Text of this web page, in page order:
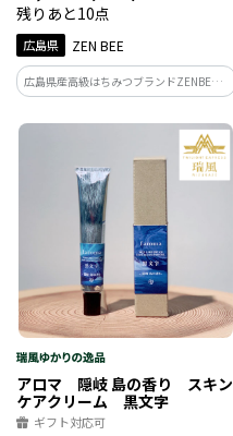
残りあと10点
広島県 ZEN BEE
広島県産高級はちみつブランドZENBEE。
超希少な日本ミツバチのはちみつを厳選
し、上質な蜜のみを巧みにブレンドして
います。一流の料理人たちが認める花蜜
100％の濃厚なはちみつをお楽しみくださ
い。
アロマ 隠岐 島の香り スキン
ケアクリーム 黒文字
ギフト対応可